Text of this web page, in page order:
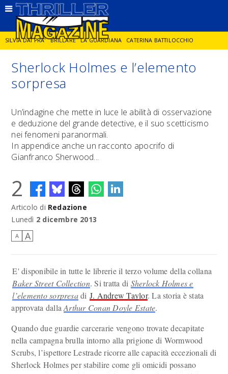
SILVIA DAI PRA' BRILLARE LA GUARDIANA CATERINA BATTILOCCHIO
JORGE DIAZ LA SPIA DELITTO IN CORNICE GIANCARLO DE CATALDO
Sherlock Holmes e l’elemento
sorpresa
Un’indagine che mette in luce le abilità di osservazione
e deduzione del grande detective, e il suo scetticismo
nei fenomeni paranormali.
In appendice anche un racconto apocrifo di
Gianfranco Sherwood...
2
Articolo di Redazione
Lunedì 2 dicembre 2013
A A
E' disponibile in tutte le librerie il terzo volume della collana
Baker Street Collection. Si tratta di Sherlock Holmes e
l’elemento sorpresadi J. Andrew Taylor. La storia è stata
approvata dallaArthur Conan Doyle Estate.
Quando due guardie carcerarie vengono trovate decapitate
nella campagna brulla intorno alla prigione di Wormwood
Scrubs, l’ispettore Lestrade ricorre alle capacità eccezionali di
Sherlock Holmes per stabilire come gli omicidi possano